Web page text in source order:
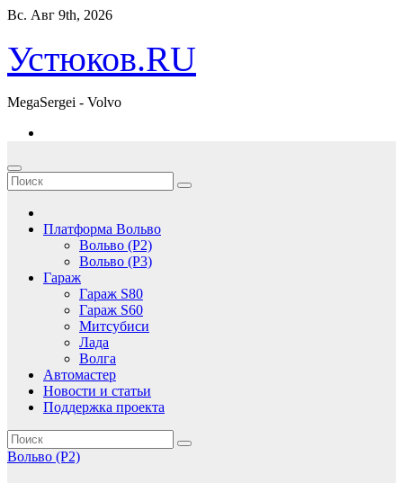
Перейти
содержимому
Вс. Авг 9th, 2026
Устюков.RU
MegaSergei - Volvo
Платформа Вольво
Вольво (P2)
Вольво (P3)
Гараж
Гараж S80
Гараж S60
Митсубиси
Лада
Волга
Автомастер
Новости и статьи
Поддержка проекта
Вольво (P2)